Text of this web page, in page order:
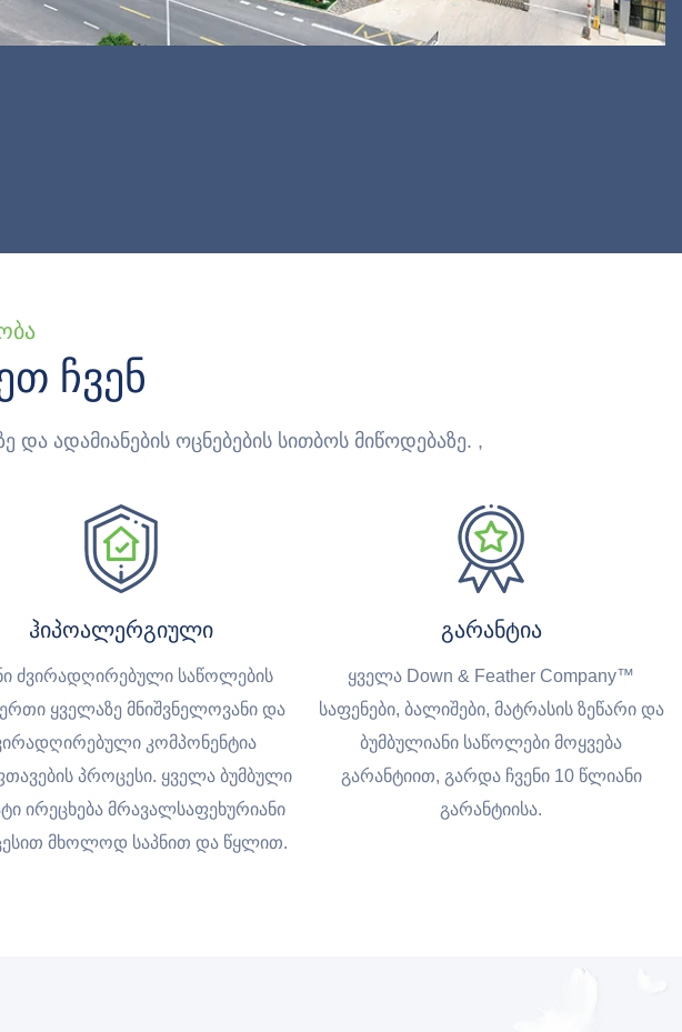
Ჩვენ
და ადამიანების ოცნებების სითბოს მიწოდებაზე. ,
ჰიპოალერგიული
ძვირადღირებული საწოლების
ყველაზე მნიშვნელოვანი და
კომპონენტია
პროცესი. ყველა ბუმბული
ირეცხება მრავალსაფეხურიანი
მხოლოდ საპნით და წყლით.
გარანტია
ყველა Down & Feather Company™
საფენები, ბალიშები, მატრასის ზეწარი და
ბუმბულიანი საწოლები მოყვება
გარანტიით, გარდა ჩვენი 10 წლიანი
გარანტიისა.